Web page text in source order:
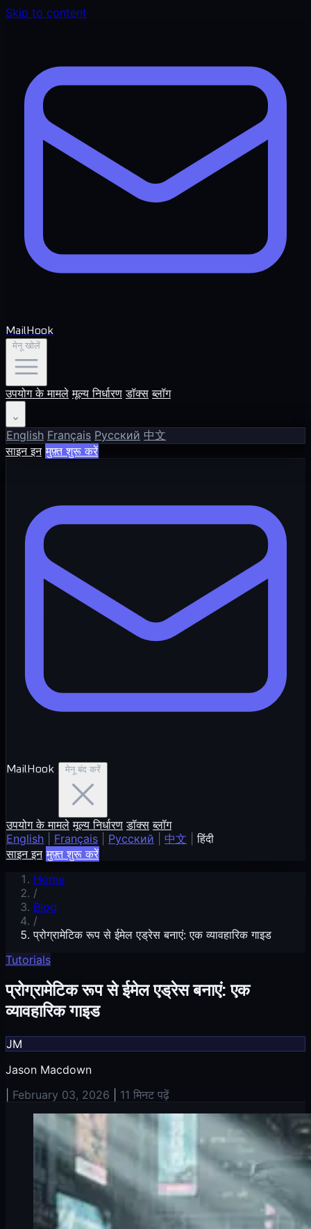
Skip to content
MailHook
मेनू खोलें
उपयोग के मामले मूल्य निर्धारण डॉक्स ब्लॉग
English Français Русский 中文
साइन इन मुफ़्त शुरू करें
MailHook मेनू बंद करें
उपयोग के मामले मूल्य निर्धारण डॉक्स ब्लॉग
English
Français Русский 中文
हिंदी
साइन इन मुफ़्त शुरू करें
Home
/
Blog
/
प्रोग्रामेटिक रूप से ईमेल एड्रेस बनाएं: एक व्यावहारिक गाइड
Tutorials
प्रोग्रामेटिक रूप से ईमेल एड्रेस बनाएं: एक
व्यावहारिक गाइड
JM
Jason Macdown
February 03, 2026 11 मिनट पढ़ें